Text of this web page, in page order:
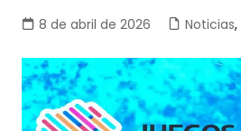
8 de abril de 2026 Noticias,